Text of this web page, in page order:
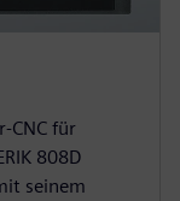
CNC für
808D
seinem